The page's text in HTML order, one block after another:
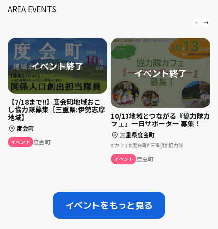
AREA EVENTS
【7/18まで!!】度会町地域おこ
し協力隊募集【三重県:伊勢志摩
地域】
度会町
イベント 度会町
10/13地域とつながる『協力隊カ
フェ』一日サポーター 募集！
三重県度会町
カフェ 度会町 三重県 協力隊
イベント 度会町
イベントをもっと見る